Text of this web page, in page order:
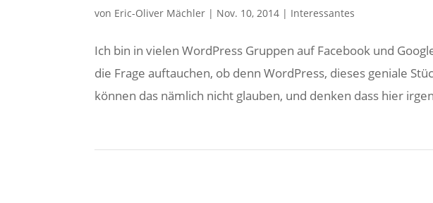
von Eric-Oliver Mächler | Nov. 10, 2014 | Interessantes
Ich bin in vielen WordPress Gruppen auf Facebook und
die Frage auftauchen, ob denn WordPress, dieses geniale
können das nämlich nicht glauben, und denken dass hier